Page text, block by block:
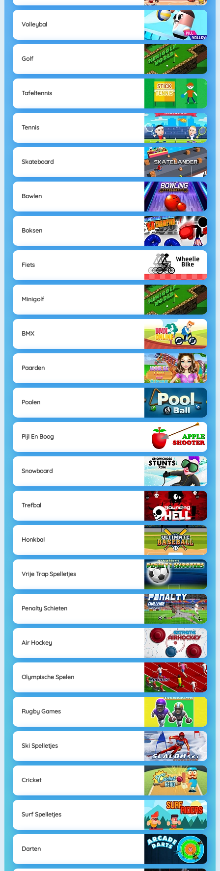
Volleybal
Golf
Tafeltennis
Tennis
Skateboard
Bowlen
Boksen
Fiets
Minigolf
BMX
Paarden
Poolen
Pijl En Boog
Snowboard
Trefbal
Honkbal
Vrije Trap Spelletjes
Penalty Schieten
Air Hockey
Olympische Spelen
Rugby Games
Ski Spelletjes
Cricket
Surf Spelletjes
Darten